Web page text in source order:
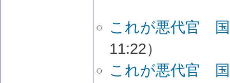
これが悪代官
11:22）
これが悪代官